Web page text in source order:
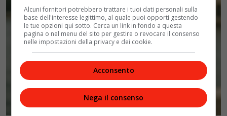
Cinema
Alcuni fornitori potrebbero trattare i tuoi dati personali sulla
base dell'interesse legittimo, al quale puoi opporti gestendo
le tue opzioni qui sotto. Cerca un link in fondo a questa
pagina o nel menu del sito per gestire o revocare il consenso
nelle impostazioni della privacy e dei cookie.
Acconsento
Nega il consenso